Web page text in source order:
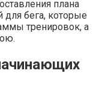
плана
для бега, которые
тренировок, а